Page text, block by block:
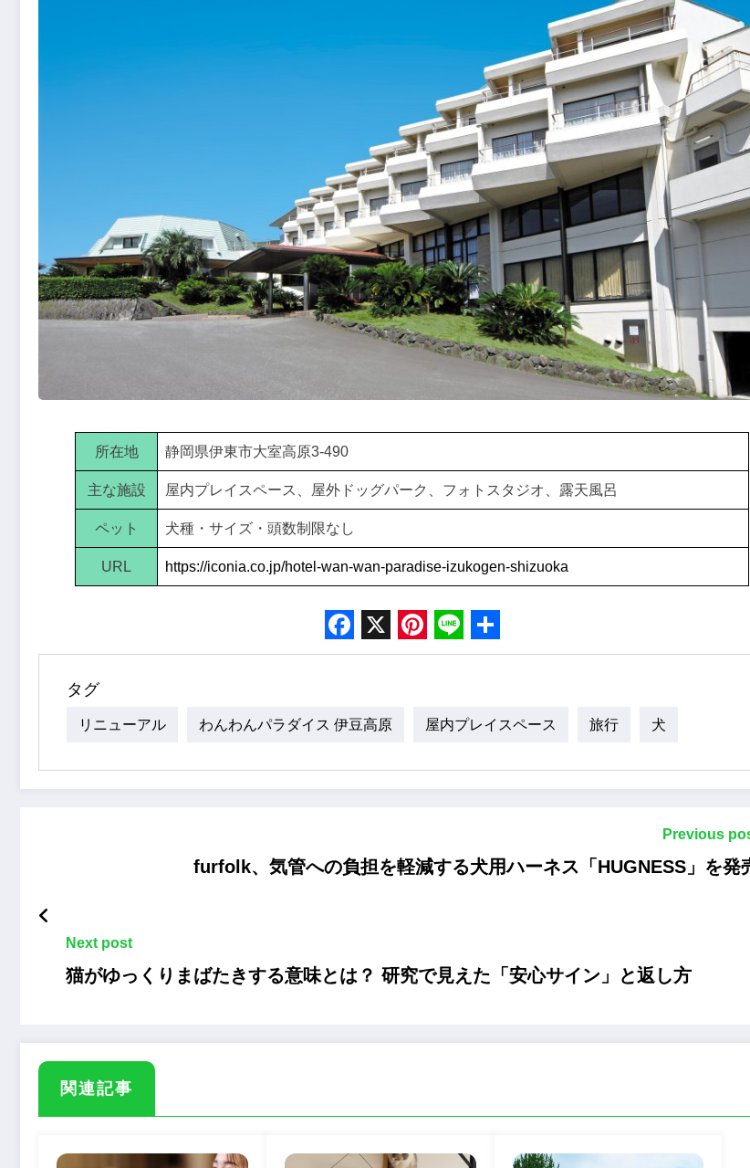
所在地 静岡県伊東市大室高原3-490
主な施設 屋内プレイスペース、屋外ドッグパーク、フォトスタジオ、露天風呂
ペット 犬種・サイズ・頭数制限なし
URL https://iconia.co.jp/hotel-wan-wan-paradise-izukogen-shizuoka
Facebook
X Pinterest
LineShare
タグ
リニューアル わんわんパラダイス 伊豆高原 屋内プレイスペース 旅行 犬
Previous
furfolk、気管への負担を軽減する犬用ハーネス「HUGNESS」を発
Next post
猫がゆっくりまばたきする意味とは？ 研究で見えた「安心サイン」と返し方
関連記事